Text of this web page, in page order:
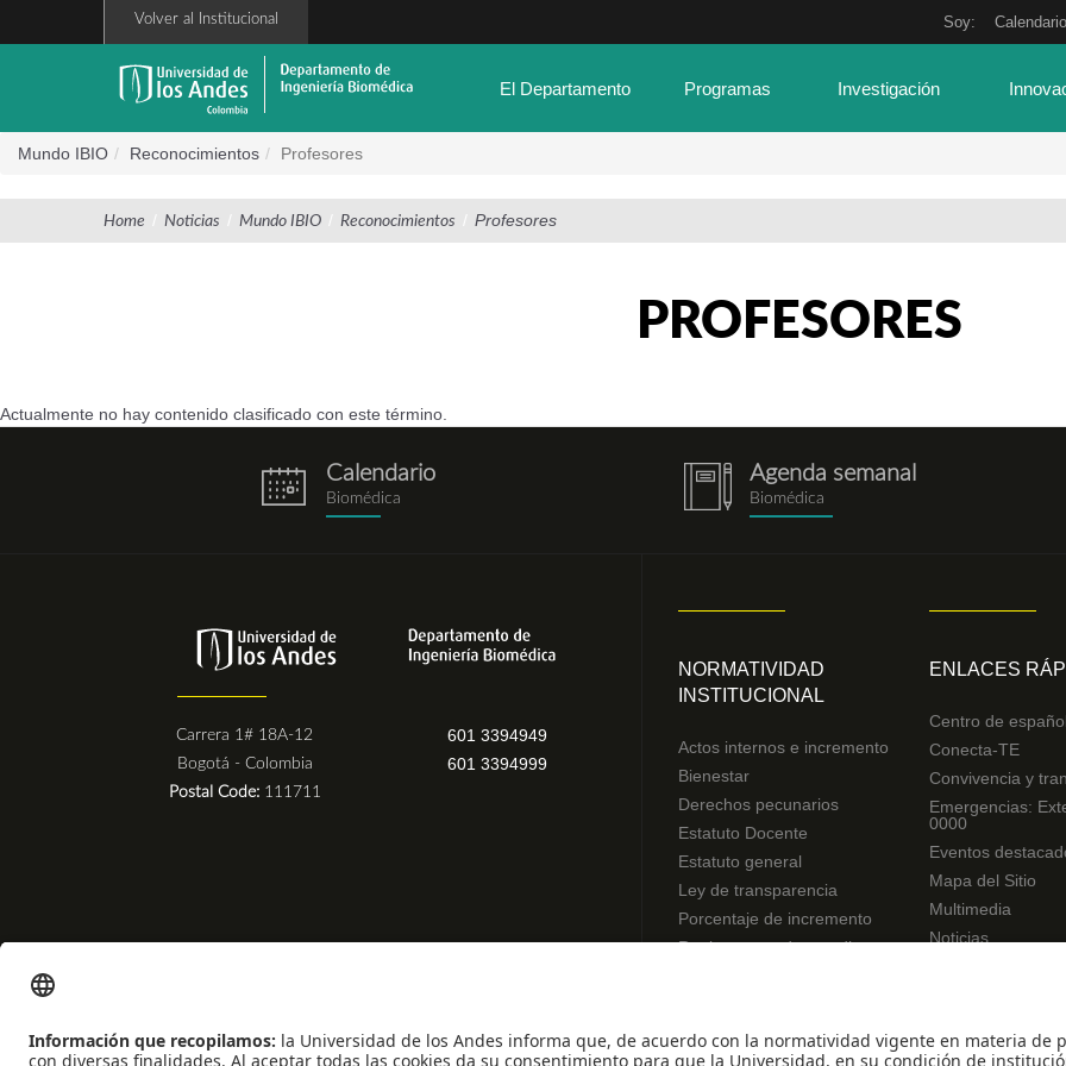
Soy: Calendario
Volver al Institucional
El Departamento Programas Investigación
Mundo IBIO Reconocimientos Profesores
Home / Noticias / Mundo IBIO / Reconocimientos / Profesores
PROFESORES
Actualmente no hay contenido clasificado con este término.
eventos.png
Calendario
Biomédica notebook.png
Agenda semanal
Biomédica
Carrera 1# 18A-12
Bogotá - Colombia
Postal Code: 111711
601 3394949
601 3394999
NORMATIVIDAD
INSTITUCIONAL
Actos internos e incremento
Bienestar
Derechos pecunarios
Estatuto Docente
Estatuto general
Ley de transparencia
Porcentaje de incremento
Reglamentos de estudiantes
ENLACES
Centro de español
Conecta-TE
Convivencia y
Emergencias:
0000
Eventos
Mapa del Sitio
Multimedia
Noticias